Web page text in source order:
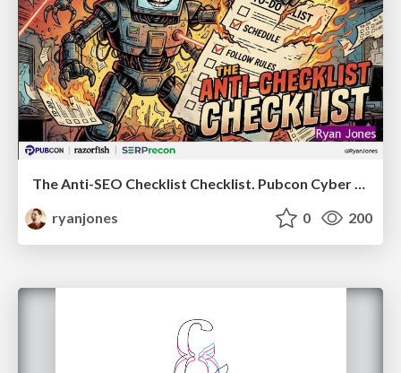
The Anti-SEO Checklist Checklist. Pubcon Cyber Week
ryanjones
0 200